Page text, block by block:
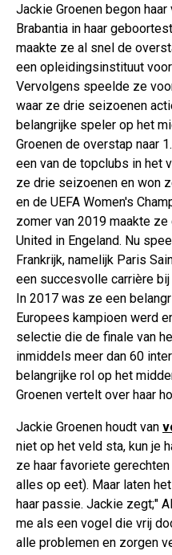
Jackie Groenen begon
Brabantia in haar
maakte ze al snel de
een opleidingsinstituut
Vervolgens speelde ze
waar ze drie seizoenen
belangrijke speler op het
Groenen de overstap naar
een van de topclubs in het
ze drie seizoenen en won
en de UEFA Women's
zomer van 2019 maakte
United in Engeland. Nu
Frankrijk, namelijk Paris
een succesvolle carrière
In 2017 was ze een
Europees kampioen werd
selectie die de finale van
inmiddels meer dan 60
belangrijke rol op het
Groenen vertelt over haar
Jackie Groenen houdt van
niet op het veld sta, kun je
ze haar favoriete
alles op eet). Maar laten
haar passie. Jackie zegt;"
me als een vogel die vrij
alle problemen en zorgen